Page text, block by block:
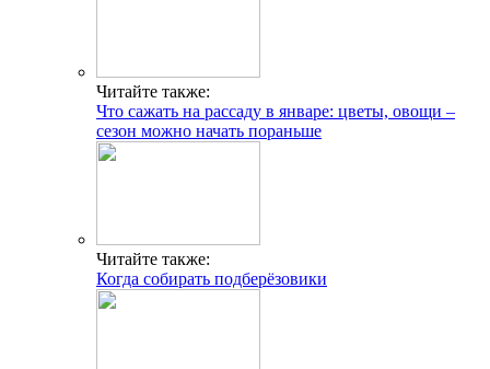
Читайте также:
Что сажать на рассаду в январе: цветы, овощи –
сезон можно начать пораньше
Читайте также:
Когда собирать подберёзовики